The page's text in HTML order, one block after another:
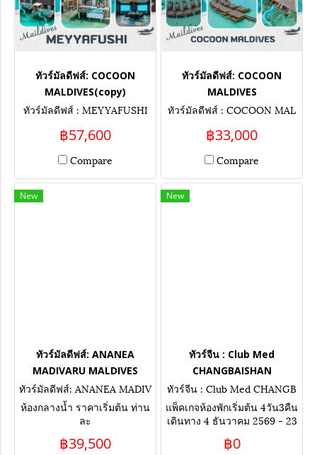
ทัวร์มัลดีฟส์: COCOON
MALDIVES(copy)
ทัวร์มัลดีฟส์ : MEYYAFUSHI
฿57,600
Compare
ทัวร์มัลดีฟส์: COCOON
MALDIVES
ทัวร์มัลดีฟส์ : COCOON MAL
฿33,000
Compare
New
ทัวร์มัลดีฟส์: ANANEA
MADIVARU MALDIVES
ทัวร์มัลดีฟส์: ANANEA MADIV
ARU MALDIVES
ห้องกลางน้ำ ราคาเริ่มต้น ท่าน
ละ
฿39,500
New
ทัวร์จีน : Club Med
CHANGBAISHAN
ทัวร์จีน : Club Med CHANGB
AISHAN
แพ็คเกจห้องพักเริ่มต้น 4วัน3คืน
เดินทาง 4 ธันวาคม 2569 - 23
฿0